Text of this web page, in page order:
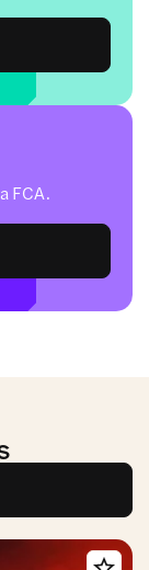
FCA.